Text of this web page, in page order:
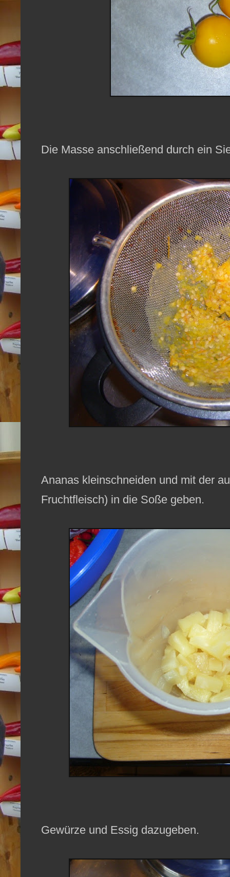
Die Masse anschließend durch ein
Ananas kleinschneiden und mit der
Fruchtfleisch) in die Soße geben.
Gewürze und Essig dazugeben.